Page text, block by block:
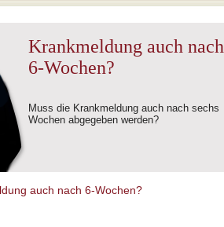
Krankmeldung auch nach
6-Wochen?
Muss die Krankmeldung auch nach sechs
Wochen abgegeben werden?
auch nach 6-Wochen?